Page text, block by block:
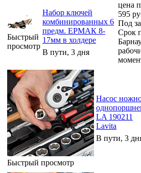
Быстрый
просмотр
Набор ключей
комбинированных 6
предм. ЕРМАК 8-
17мм в холдере
В пути, 3 дня
цена
595
Под
Срок
Быстрый просмотр
Насос
LA 190211
Lavita
В пути, 3